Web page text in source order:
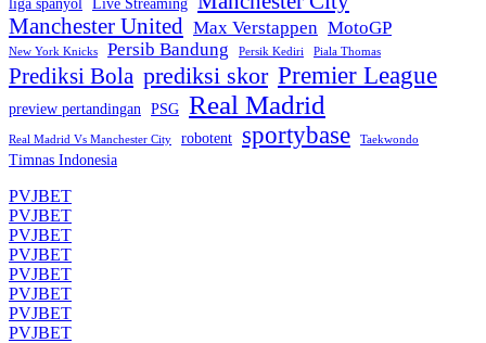
liga spanyol Live Streaming
Manchester United Max Verstappen MotoGP
New York Knicks Persib Bandung Persik Kediri Piala Thomas
Prediksi Bola prediksi skor Premier League
preview pertandingan PSG Real Madrid
Real Madrid Vs Manchester City robotent sportybase Taekwondo
Timnas Indonesia
PVJBET
PVJBET
PVJBET
PVJBET
PVJBET
PVJBET
PVJBET
PVJBET